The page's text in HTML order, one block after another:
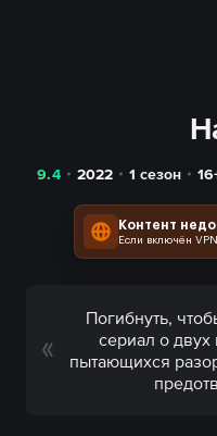
9.4 2022 1 сезон
Контент
Если включён
Погибнуть,
сериал о двух
пытающихся